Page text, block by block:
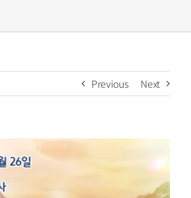
Previous Next